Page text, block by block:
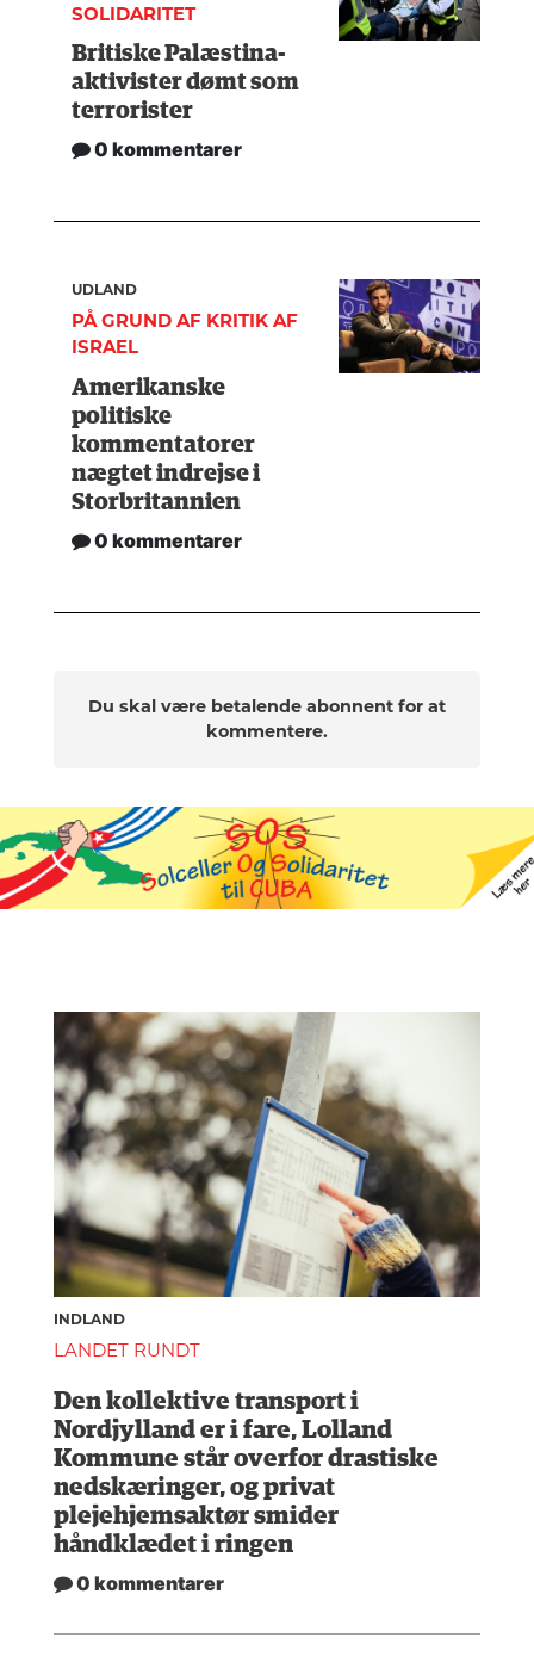
SOLIDARITET
Britiske Palæstina-
aktivister dømt som
terrorister
0 kommentarer
UDLAND
PÅ GRUND AF KRITIK AF
ISRAEL
Amerikanske
politiske
kommentatorer
nægtet indrejse i
Storbritannien
0 kommentarer
Du skal være betalende abonnent for at
kommentere.
INDLAND
LANDET RUNDT
Den kollektive transport i
Nordjylland er i fare, Lolland
Kommune står overfor drastiske
nedskæringer, og privat
plejehjemsaktør smider
håndklædet i ringen
0 kommentarer